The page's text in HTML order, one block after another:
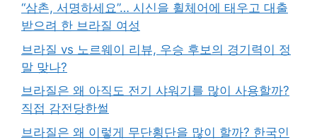
“삼촌, 서명하세요”… 시신을 휠체어에 태우고 대출
받으려 한 브라질 여성
브라질 vs 노르웨이 리뷰, 우승 후보의 경기력이 정
말 맞나?
브라질은 왜 아직도 전기 샤워기를 많이 사용할까?
직접 감전당한썰
브라질은 왜 이렇게 무단횡단을 많이 할까? 한국인